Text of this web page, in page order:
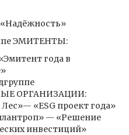
ЭМИТЕНТЫ:
года в
ОРГАНИЗАЦИИ:
«ESG проект года»
— «Решение
инвестиций»